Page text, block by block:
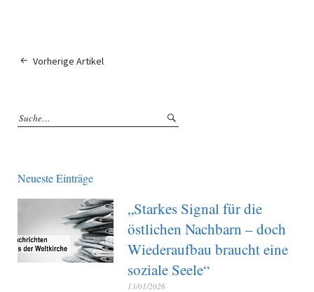
Vorherige Artikel
Neueste Einträge
„Starkes Signal für die
östlichen Nachbarn – doch
Wiederaufbau braucht eine
soziale Seele“
13/01/2026